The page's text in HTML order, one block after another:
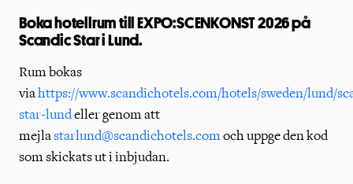
Boka hotellrum till EXPO:SCENKONST 2026 på
Scandic Star i Lund.
Rum bokas
viahttps://www.scandichotels.com/hotels/sweden/lund/
star-lundeller genom att
mejlastarlund@scandichotels.comoch uppge den kod
som skickats ut i inbjudan.